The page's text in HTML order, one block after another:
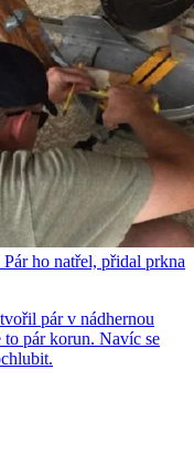
ho natřel, přidal prkna
pár v nádhernou
pár korun. Navíc se